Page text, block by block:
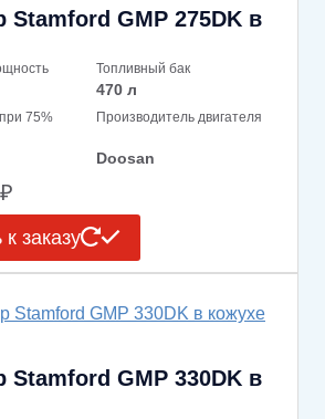
Stamford GMP 275DK в
Топливный бак
470 л
75%
Производитель двигателя
Doosan
₽
заказу
Stamford GMP 330DK в